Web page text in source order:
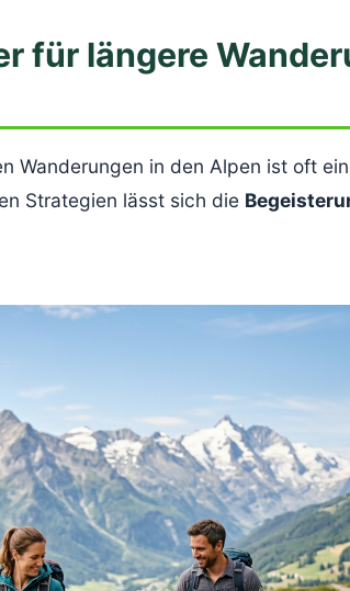
für längere
Wanderungen in den Alpen ist oft
Strategien lässt sich die